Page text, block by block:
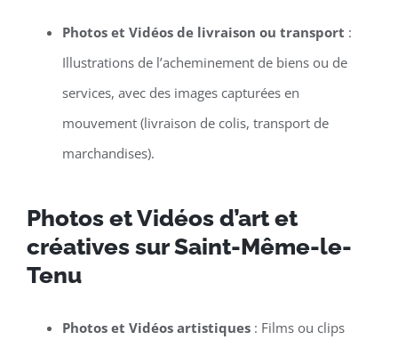
Photos et Vidéos de livraison ou transport :
Illustrations de l’acheminement de biens ou de
services, avec des images capturées en
mouvement (livraison de colis, transport de
marchandises).
Photos et Vidéos d’art et
créatives sur Saint-Même-le-
Tenu
Photos et Vidéos artistiques: Films ou clips